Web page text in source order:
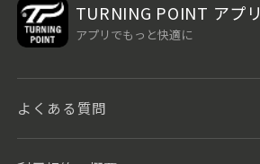
TURNING POINT アプリ
アプリでもっと快適に
よくある質問